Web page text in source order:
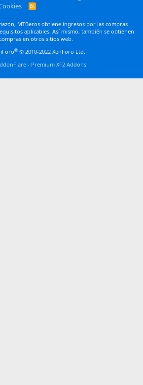
R
MTBeros obtiene ingresos por las compras
aplicables. Así mismo, también se obtienen
en otros sitios web.
® © 2010-2022 XenForo Ltd.
- Premium XF2 Addons